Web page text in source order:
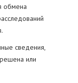
обмена
сведения,
или